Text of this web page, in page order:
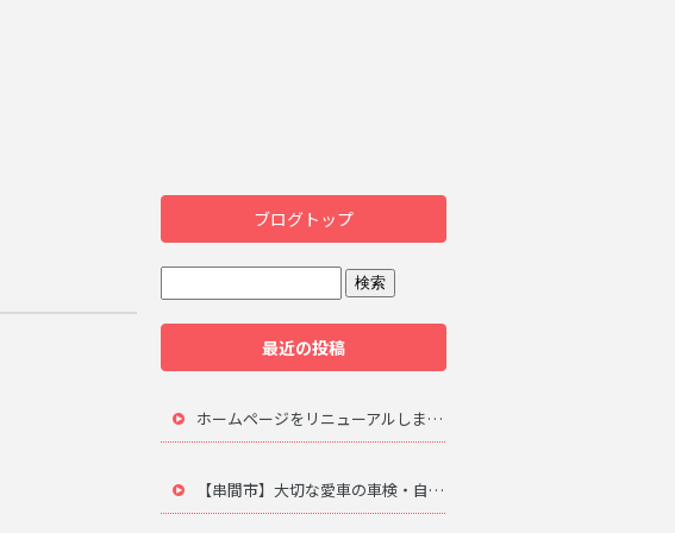
ブログトップ
最近の投稿
ホームページをリニューアルしました。
【串間市】大切な愛車の車検・自動車修理は地元のプロにお任せ